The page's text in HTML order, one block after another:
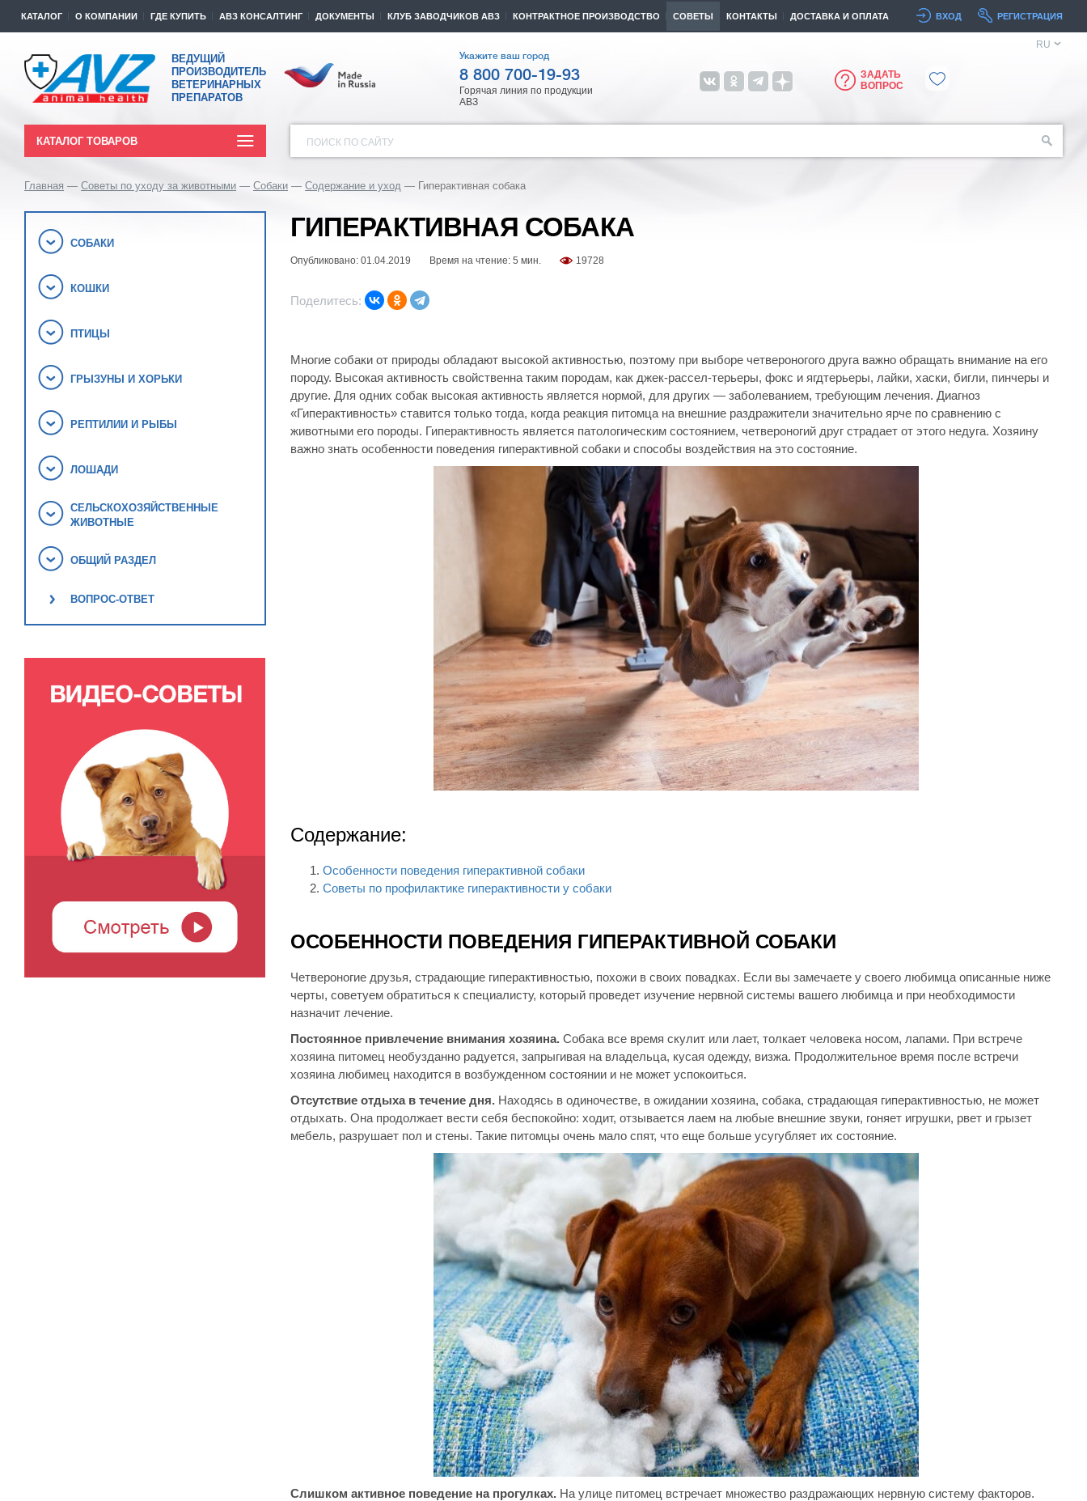
КАТАЛОГ О КОМПАНИИ ГДЕ КУПИТЬ АВЗ КОНСАЛТИНГ ДОКУМЕНТЫ КЛУБ ЗАВОДЧИКОВ АВЗ КОНТРАКТНОЕ ПРОИЗВОДСТВО СОВЕТЫ КОНТАКТЫ ДОСТАВКА И ОПЛАТА ВХОД РЕГИСТРАЦИЯ
ВЕДУЩИЙ
ПРОИЗВОДИТЕЛЬ
ВЕТЕРИНАРНЫХ
ПРЕПАРАТОВ
Укажите ваш город
8 800 700-19-93
Горячая линия по продукции
АВЗ
ЗАДАТЬ
ВОПРОС
RU
КАТАЛОГ ТОВАРОВ ПОИСК ПО САЙТУ
Главная Советы по уходу за животными Собаки Содержание и уход Гиперактивная собака
СОБАКИ
КОШКИ
ПТИЦЫ
ГРЫЗУНЫ И ХОРЬКИ
РЕПТИЛИИ И РЫБЫ
ЛОШАДИ
СЕЛЬСКОХОЗЯЙСТВЕННЫЕ
ЖИВОТНЫЕ
ОБЩИЙ РАЗДЕЛ
ВОПРОС-ОТВЕТ
ГИПЕРАКТИВНАЯ СОБАКА
Опубликовано: 01.04.2019 Время на чтение: 5 мин. 19728
Поделитесь:
Многие собаки от природы обладают высокой активностью, поэтому при выборе четвероногого друга важно обращать внимание на его
породу. Высокая активность свойственна таким породам, как джек-рассел-терьеры, фокс и ягдтерьеры, лайки, хаски, бигли, пинчеры и
другие. Для одних собак высокая активность является нормой, для других — заболеванием, требующим лечения. Диагноз
«Гиперактивность» ставится только тогда, когда реакция питомца на внешние раздражители значительно ярче по сравнению с
животными его породы. Гиперактивность является патологическим состоянием, четвероногий друг страдает от этого недуга. Хозяину
важно знать особенности поведения гиперактивной собаки и способы воздействия на это состояние.
Содержание:
Особенности поведения гиперактивной собаки
Советы по профилактике гиперактивности у собаки
ОСОБЕННОСТИ ПОВЕДЕНИЯ ГИПЕРАКТИВНОЙ СОБАКИ
Четвероногие друзья, страдающие гиперактивностью, похожи в своих повадках. Если вы замечаете у своего любимца описанные ниже
черты, советуем обратиться к специалисту, который проведет изучение нервной системы вашего любимца и при необходимости
назначит лечение.
Постоянное привлечение внимания хозяина. Собака все время скулит или лает, толкает человека носом, лапами. При встрече
хозяина питомец необузданно радуется, запрыгивая на владельца, кусая одежду, визжа. Продолжительное время после встречи
хозяина любимец находится в возбужденном состоянии и не может успокоиться.
Отсутствие отдыха в течение дня. Находясь в одиночестве, в ожидании хозяина, собака, страдающая гиперактивностью, не может
отдыхать. Она продолжает вести себя беспокойно: ходит, отзывается лаем на любые внешние звуки, гоняет игрушки, рвет и грызет
мебель, разрушает пол и стены. Такие питомцы очень мало спят, что еще больше усугубляет их состояние.
Слишком активное поведение на прогулках. На улице питомец встречает множество раздражающих нервную систему факторов.